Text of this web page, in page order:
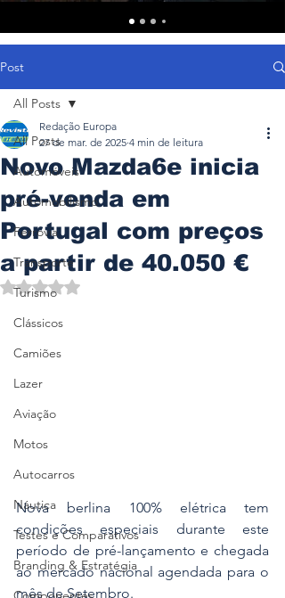
Post
All Posts
Automóveis
Automobilismo
Ferrovia
Transporte
Turismo
Clássicos
Camiões
Lazer
Aviação
Motos
Autocarros
Náutica
Testes e Comparativos
Branding & Estratégia
All Posts
Novo Mazda6e inicia
pré-venda em
Portugal com preços
a partir de 40.050 €
Redação Europa
27 de mar. de 2025 4 min de leitura
Avaliado com NaN de 5 estrelas.
Nova berlina 100% elétrica tem
condições especiais durante este
período de pré-lançamento e chegada
ao mercado nacional agendada para o
mês de Setembro.